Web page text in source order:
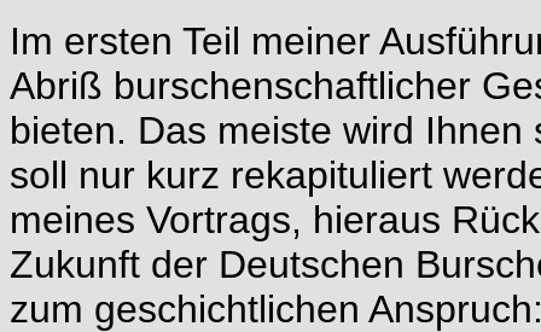
Im ersten Teil meiner
Abriß burschenschaftlicher
bieten. Das meiste wird
soll nur kurz rekapituliert
meines Vortrags, hieraus
Zukunft der Deutschen
zum geschichtlichen